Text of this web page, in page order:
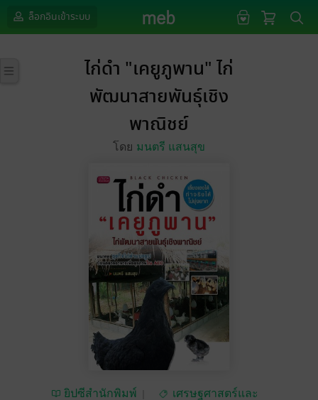
ล็อกอินเข้าระบบ
ไก่ดำ "เคยูภูพาน" ไก่
พัฒนาสายพันธุ์เชิง
พาณิชย์
โดย มนตรี แสนสุข
ยิปซีสำนักพิมพ์
เศรษฐศาสตร์และ